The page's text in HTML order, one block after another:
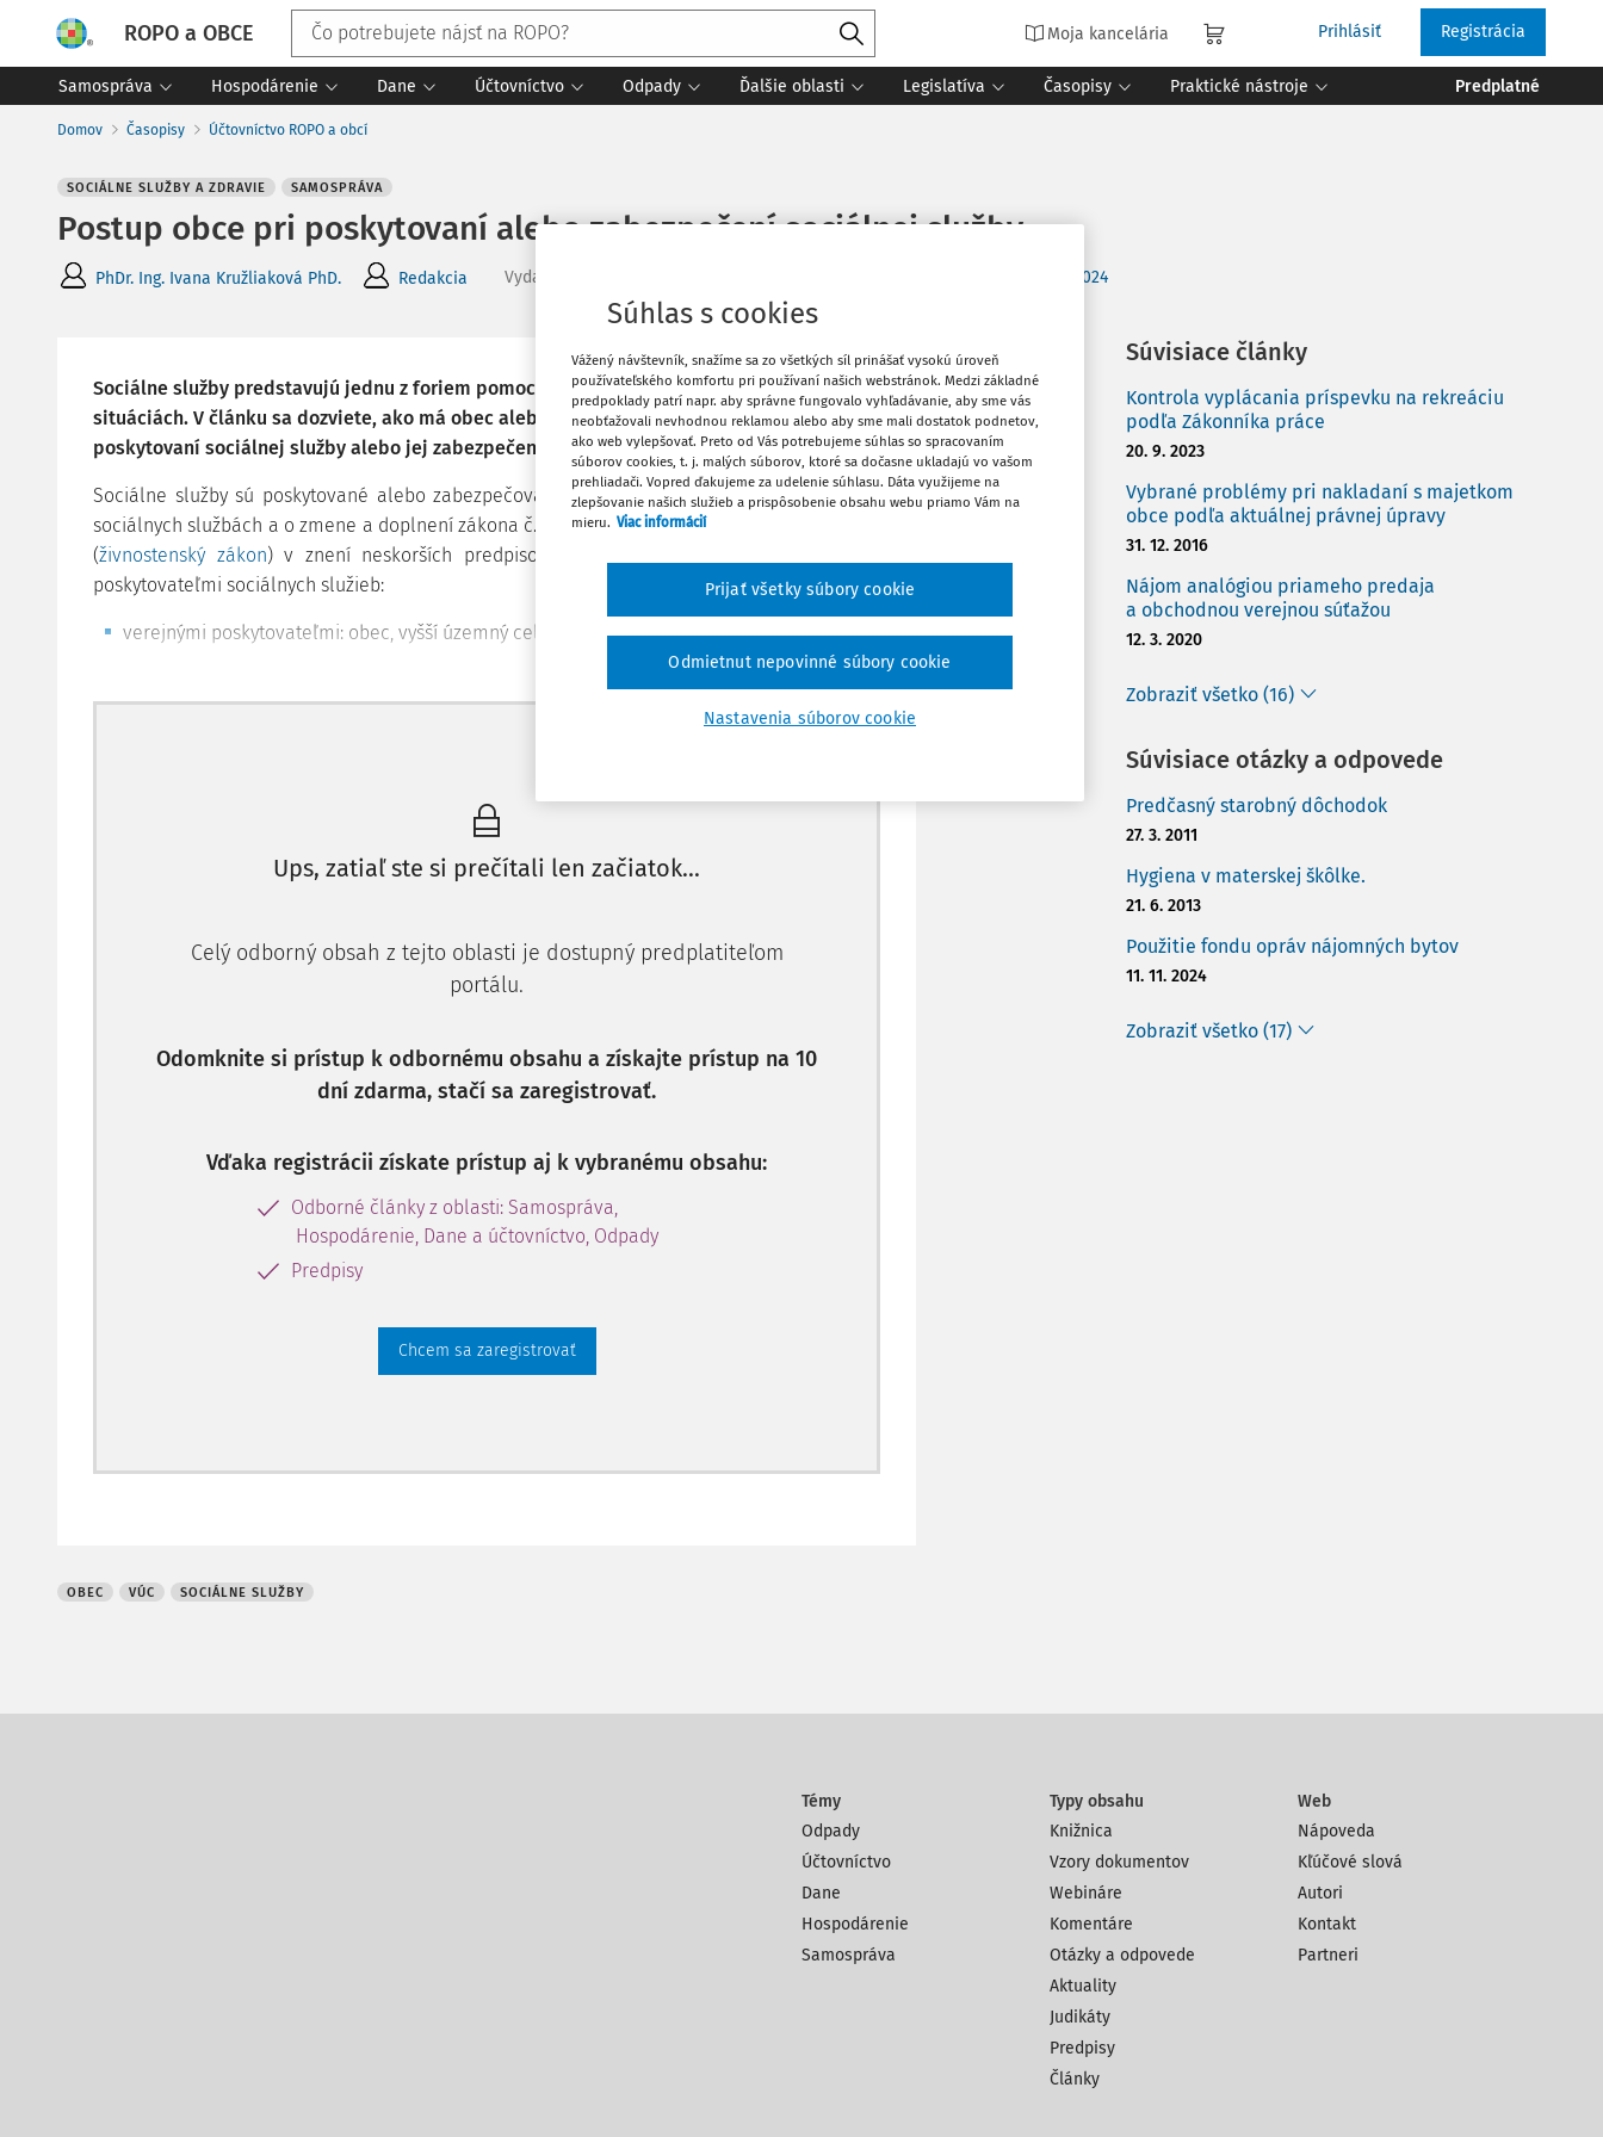
ROPO a OBCE Moja kancelária Prihlásiť Registrácia
Samospráva Hospodárenie Dane Účtovníctvo Odpady Ďalšie oblasti Legislatíva Časopisy Praktické nástroje Predplatné
Domov Časopisy Účtovníctvo ROPO a obcí
SOCIÁLNE SLUŽBY A ZDRAVIE SAMOSPRÁVA
Postup obce pri poskytovaní alebo zabezpečení sociálnej služby
PhDr. Ing. Ivana Kružliaková PhD. Redakcia Vydané Účtovníctvo ROPO a obcí 10/2024
Sociálne služby predstavujú jednu z foriem pomoci ľuďom v nepriaznivých životných
situáciách. V článku sa dozviete, ako má obec alebo vyšší územný celok postupovať pri
poskytovaní sociálnej služby alebo jej zabezpečení.
Sociálne služby sú poskytované alebo zabezpečované v zmysle zákona č. 448/2008 Z.z.o
sociálnych službách a o zmene a doplnení zákona č.
455/1991 Zb.o živnostenskom podnikaní
(živnostenský zákon) v znení neskorších predpisov (ďalej len "zákon č.
poskytovateľmi sociálnych služieb:
verejnými poskytovateľmi: obec, vyšší územný cel
Máte predplatné? Prihláste sa
Ups, zatiaľ ste si prečítali len začiatok...
Celý odborný obsah z tejto oblasti je dostupný predplatiteľom
portálu.
Odomknite si prístup k odbornému obsahu a získajte prístup na 10
dní zdarma, stačí sa zaregistrovať.
Vďaka registrácii získate prístup aj k vybranému obsahu:
Odborné články z oblasti: Samospráva,
Hospodárenie, Dane a účtovníctvo, Odpady
Predpisy
Chcem sa zaregistrovať
OBEC VÚC SOCIÁLNE SLUŽBY
Vytlačiť
Obľúbené
Súvisiace články
Kontrola vyplácania príspevku na rekreáciu
podľa Zákonníka práce
20. 9. 2023
Vybrané problémy pri nakladaní s majetkom
obce podľa aktuálnej právnej úpravy
31. 12. 2016
Nájom analógiou priameho predaja
a obchodnou verejnou súťažou
12. 3. 2020
Zobraziť všetko (16)
Súvisiace otázky a odpovede
Predčasný starobný dôchodok
27. 3. 2011
Hygiena v materskej škôlke.
21. 6. 2013
Použitie fondu opráv nájomných bytov
11. 11. 2024
Zobraziť všetko (17)
Témy
Odpady
Účtovníctvo
Dane
Hospodárenie
Samospráva
Typy obsahu
Knižnica
Vzory dokumentov
Webináre
Komentáre
Otázky a odpovede
Aktuality
Judikáty
Predpisy
Články
Web
Nápoveda
Kľúčové slová
Autori
Kontakt
Partneri
Súhlas s cookies
Vážený návštevník, snažíme sa zo všetkých síl prinášať vysokú úroveň
používateľského komfortu pri používaní našich webstránok. Medzi základné
predpoklady patrí napr. aby správne fungovalo vyhľadávanie, aby sme vás
neobťažovali nevhodnou reklamou alebo aby sme mali dostatok podnetov,
ako web vylepšovať. Preto od Vás potrebujeme súhlas so spracovaním
súborov cookies, t. j. malých súborov, ktoré sa dočasne ukladajú vo vašom
prehliadači. Vopred ďakujeme za udelenie súhlasu. Dáta využijeme na
zlepšovanie našich služieb a prispôsobenie obsahu webu priamo Vám na
mieru. Viac informácií
Nastavenia súborov cookie
Odmietnut nepovinné súbory cookie
Prijať všetky súbory cookie